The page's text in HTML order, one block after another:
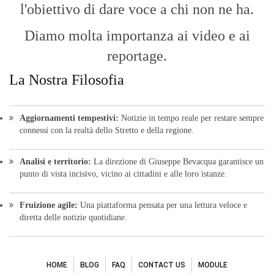
l'obiettivo di dare voce a chi non ne ha.
Diamo molta importanza ai video e ai
reportage.
La Nostra Filosofia
Aggiornamenti tempestivi: Notizie in tempo reale per restare sempre
connessi con la realtà dello Stretto e della regione.
Analisi e territorio: La direzione di Giuseppe Bevacqua garantisce un
punto di vista incisivo, vicino ai cittadini e alle loro istanze.
Fruizione agile: Una piattaforma pensata per una lettura veloce e
diretta delle notizie quotidiane.
HOME BLOG FAQ CONTACT US MODULE